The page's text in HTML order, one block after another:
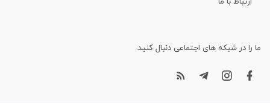
ما را در شبکه های اجتماعی دنبال کنید.